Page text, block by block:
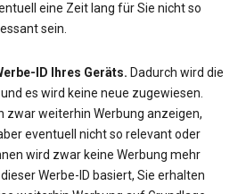
eine Zeit lang für Sie nicht so
sein.
ID Ihres Geräts. Dadurch wird die
es wird keine neue zugewiesen.
zwar weiterhin Werbung anzeigen,
eventuell nicht so relevant oder
wird zwar keine Werbung mehr
Werbe-ID basiert, Sie erhalten